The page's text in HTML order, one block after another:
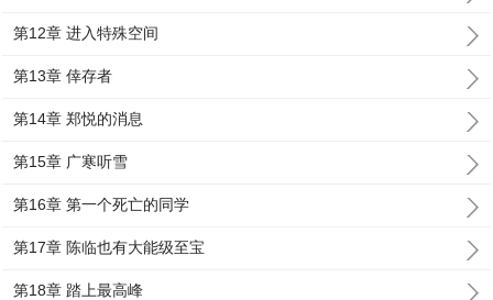
第12章 进入特殊空间
第13章 倖存者
第14章 郑悦的消息
第15章 广寒听雪
第16章 第一个死亡的同学
第17章 陈临也有大能级至宝
第18章 踏上最高峰